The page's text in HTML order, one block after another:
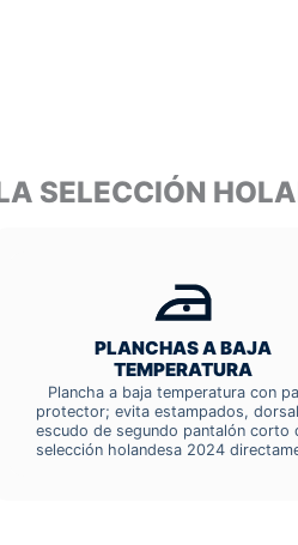
SELECCIÓN
PLANCHAS A BAJA
TEMPERATURA
Plancha a baja temperatura con
protector; evita estampados,
escudo de segundo pantalón corto
selección holandesa 2024